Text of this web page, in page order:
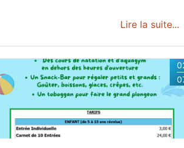
Lire la suite...